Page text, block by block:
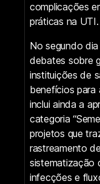
complicações
práticas na UTI.
No segundo
debates sobre
instituições de
benefícios para
inclui ainda a
categoria
projetos que
rastreamento
sistematização
infecções e